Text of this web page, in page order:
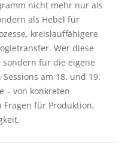
nicht mehr nur als
als Hebel für
kreislauffähigere
Wer diese
für die eigene
am 18. und 19.
– von konkreten
für Produktion,